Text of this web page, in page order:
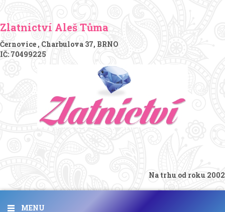
Zlatnictví Aleš Tůma
Černovice , Charbulova 37, BRNO
IČ: 70499225
Na trhu od roku 2002
MENU